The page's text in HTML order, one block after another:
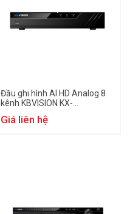
Đầu ghi hình AI HD Analog 8
kênh KBVISION KX-
Giá liên hệ